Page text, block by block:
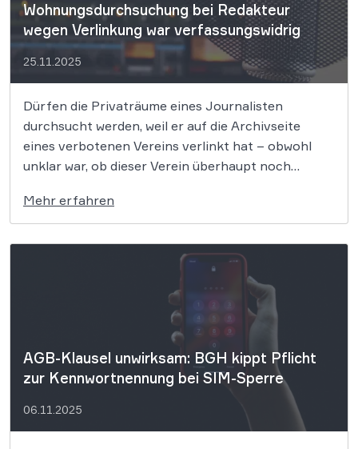
Wohnungsdurchsuchung bei Redakteur
wegen Verlinkung war verfassungswidrig
25.11.2025
Dürfen die Privaträume eines Journalisten
durchsucht werden, weil er auf die Archivseite
eines verbotenen Vereins verlinkt hat – obwohl
unklar war, ob dieser Verein überhaupt noch
endgültig entschieden. Doch es bleiben wichtige
grundrechtliche Fragen offen. Die
Wohnungsdurchsuchung bei Radio Dreyeckland-
Redakteur Fabian Kienert wegen […]
Mehr erfahren
AGB-Klausel unwirksam: BGH kippt Pflicht
zur Kennwortnennung bei SIM-Sperre
06.11.2025